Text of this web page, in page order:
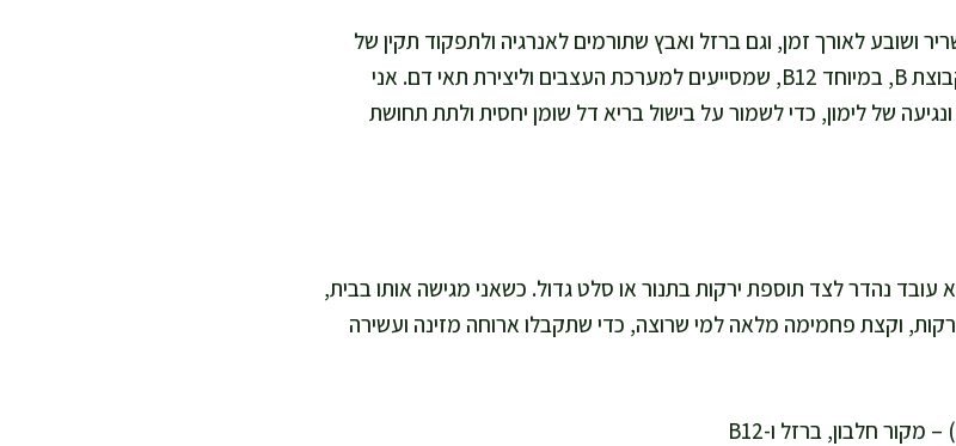
ושובע לאורך זמן, וגם ברזל ואבץ שתורמים לאנרגיה ולתפקוד תקין של
מערכת החיסון. בכבש יש גם ויטמינים מקבוצת B, במיוחד B12, שמסייעים למערכת העצבים וליצירת תאי דם. אני
של לימון, כדי לשמור על בישול בריא דל שומן יחסית ולתת תחושת
והוא עובד נהדר לצד תוספת ירקות בתנור או סלט גדול. כשאני מגישה אותו בבית,
וקצת פחמימה מלאה למי שרוצה, כדי שתקבלו ארוחה מזינה ועשירה